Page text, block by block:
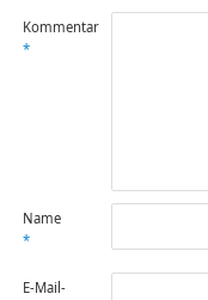
Kommentar
*
Name
*
E-Mail-